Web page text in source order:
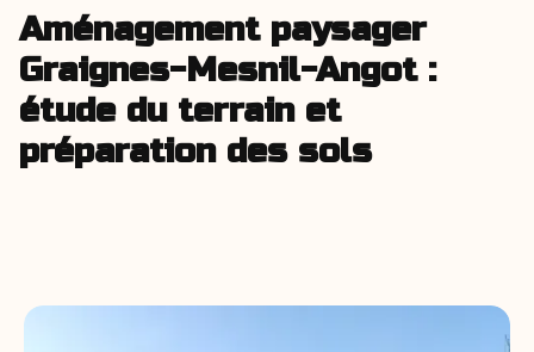
Aménagement paysager
Graignes-Mesnil-Angot :
étude du terrain et
préparation des sols